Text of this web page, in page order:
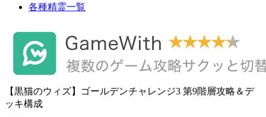
各種精霊一覧
【黒猫のウィズ】ゴールデンチャレンジ3 第9階層攻略＆デ
ッキ構成